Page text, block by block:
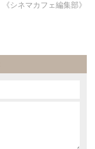
《シネマカフェ編集部》